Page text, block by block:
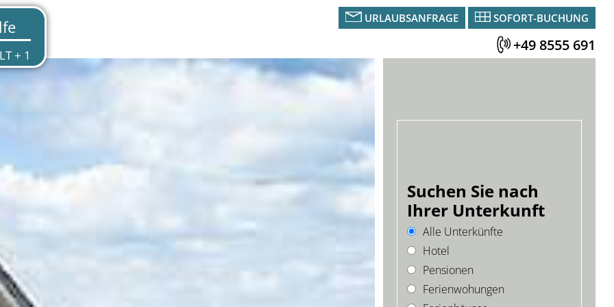
URLAUBSANFRAGE SOFORT-BUCHUNG
+49 8555 691
Suchen Sie nach
Ihrer Unterkunft
Alle Unterkünfte
Hotel
Pensionen
Ferienwohungen